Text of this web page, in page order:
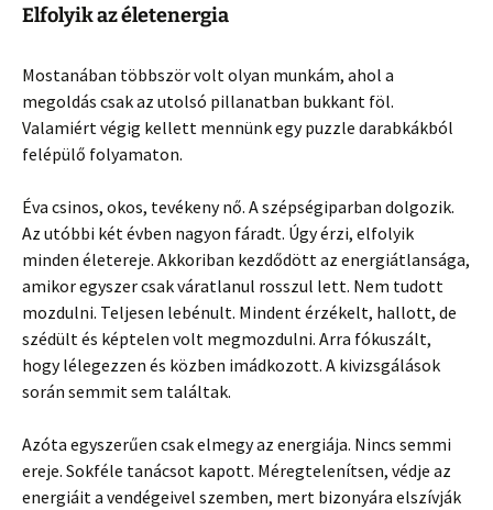
Elfolyik az életenergia
Mostanában többször volt olyan munkám, ahol a
megoldás csak az utolsó pillanatban bukkant föl.
Valamiért végig kellett mennünk egy puzzle darabkákból
felépülő folyamaton.
Éva csinos, okos, tevékeny nő. A szépségiparban dolgozik.
Az utóbbi két évben nagyon fáradt. Úgy érzi, elfolyik
minden életereje. Akkoriban kezdődött az energiátlansága,
amikor egyszer csak váratlanul rosszul lett. Nem tudott
mozdulni. Teljesen lebénult. Mindent érzékelt, hallott, de
szédült és képtelen volt megmozdulni. Arra fókuszált,
hogy lélegezzen és közben imádkozott. A kivizsgálások
során semmit sem találtak.
Azóta egyszerűen csak elmegy az energiája. Nincs semmi
ereje. Sokféle tanácsot kapott. Méregtelenítsen, védje az
energiáit a vendégeivel szemben, mert bizonyára elszívják